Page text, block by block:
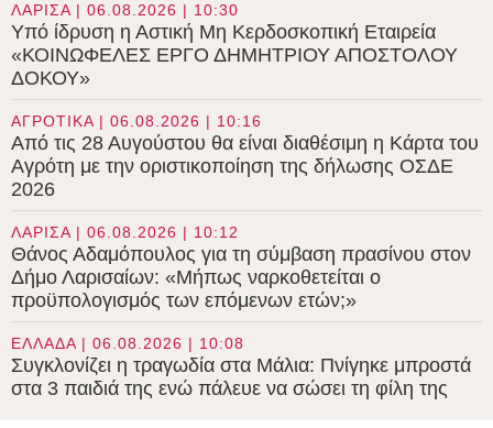
ΛΑΡΙΣΑ | 06.08.2026 | 10:30
Υπό ίδρυση η Αστική Μη Κερδοσκοπική Εταιρεία
«ΚΟΙΝΩΦΕΛΕΣ ΕΡΓΟ ΔΗΜΗΤΡΙΟΥ ΑΠΟΣΤΟΛΟΥ
ΔΟΚΟΥ»
ΑΓΡΟΤΙΚΑ | 06.08.2026 | 10:16
Από τις 28 Αυγούστου θα είναι διαθέσιμη η Κάρτα του
Αγρότη με την οριστικοποίηση της δήλωσης ΟΣΔΕ
2026
ΛΑΡΙΣΑ | 06.08.2026 | 10:12
Θάνος Αδαμόπουλος για τη σύμβαση πρασίνου στον
Δήμο Λαρισαίων: «Μήπως ναρκοθετείται ο
προϋπολογισμός των επόμενων ετών;»
ΕΛΛΑΔΑ | 06.08.2026 | 10:08
Συγκλονίζει η τραγωδία στα Μάλια: Πνίγηκε μπροστά
στα 3 παιδιά της ενώ πάλευε να σώσει τη φίλη της